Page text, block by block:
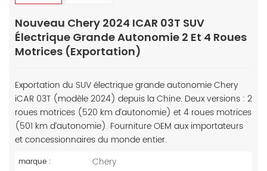
Nouveau Chery 2024 ICAR 03T SUV
Électrique Grande Autonomie 2 Et 4 Roues
Motrices (exportation)
Exportation du SUV électrique grande autonomie Chery
iCAR 03T (modèle 2024) depuis la Chine. Deux versions : 2
roues motrices (520 km d’autonomie) et 4 roues motrices
(501 km d’autonomie). Fourniture OEM aux importateurs
et concessionnaires du monde entier.
marque : Chery